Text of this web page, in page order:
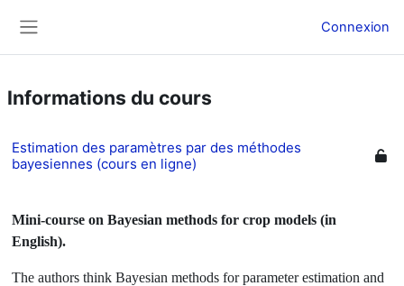
Connexion
Informations du cours
Estimation des paramètres par des méthodes
bayesiennes (cours en ligne)
Mini-course on Bayesian methods for crop models (in
English).
The authors think Bayesian methods for parameter estimation and